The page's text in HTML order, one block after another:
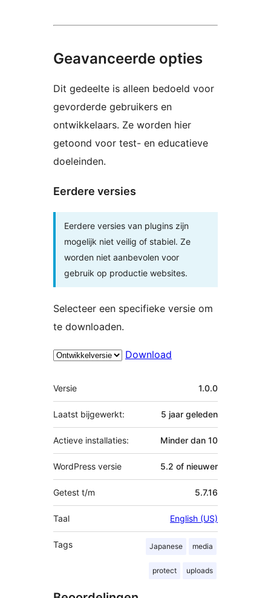
Geavanceerde opties
Dit gedeelte is alleen bedoeld voor
gevorderde gebruikers en
ontwikkelaars. Ze worden hier
getoond voor test- en educatieve
doeleinden.
Eerdere versies
Eerdere versies van plugins zijn
mogelijk niet veilig of stabiel. Ze
worden niet aanbevolen voor
gebruik op productie websites.
Selecteer een specifieke versie om
te downloaden.
Download
Meta
Versie 1.0.0
Laatst bijgewerkt: 5 jaar geleden
Actieve installaties: Minder dan 10
WordPress versie 5.2 of nieuwer
Getest t/m 5.7.16
Taal English (US)
Tags Japanese media
protect uploads